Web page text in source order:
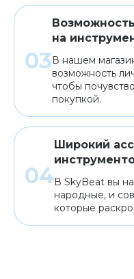
на
В нашем
возможность
чтобы
покупкой.
Широкий
В SkyBeat вы
народные, и
которые